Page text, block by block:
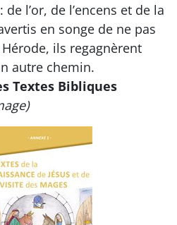
l’or, de l’encens et de la
en songe de ne pas
ils regagnèrent
autre chemin.
Textes Bibliques